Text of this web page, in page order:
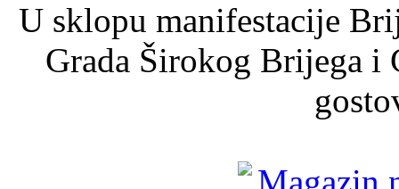
U sklopu manifestacije
Grada Širokog Brijega